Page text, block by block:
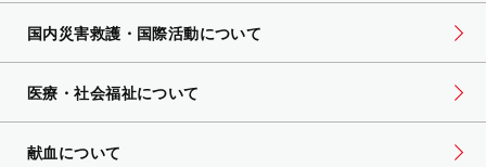
国内災害救護・国際活動について
医療・社会福祉について
献血について